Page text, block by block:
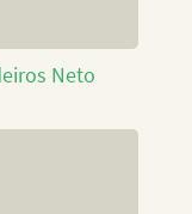
Neto